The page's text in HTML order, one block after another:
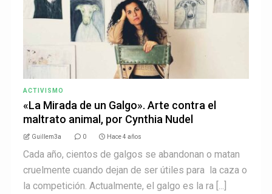
ACTIVISMO
«La Mirada de un Galgo». Arte contra el
maltrato animal, por Cynthia Nudel
Guillem3a 0 Hace 4 años
Cada año, cientos de galgos se abandonan o matan
cruelmente cuando dejan de ser útiles para la caza o
la competición. Actualmente, el galgo es la ra [...]